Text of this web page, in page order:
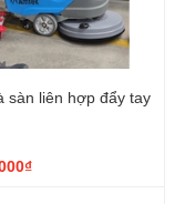
sàn liên hợp đẩy tay